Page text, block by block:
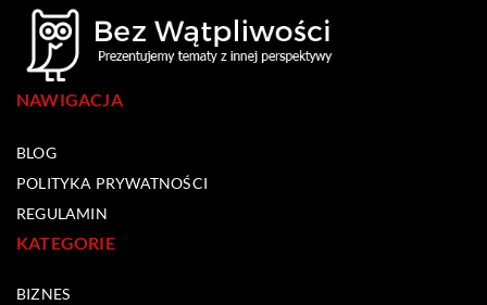
NAWIGACJA
BLOG
POLITYKA PRYWATNOŚCI
REGULAMIN
KATEGORIE
BIZNES